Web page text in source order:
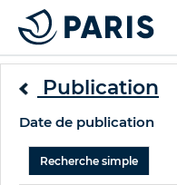
Publication
Date de publication
Recherche simple